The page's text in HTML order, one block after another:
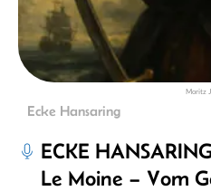
Moritz
Ecke Hansaring
ECKE
Le Moine – Vom